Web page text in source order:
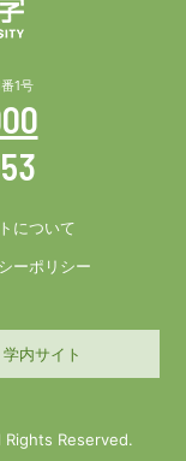
1号
について
ーポリシー
学内サイト
Reserved.